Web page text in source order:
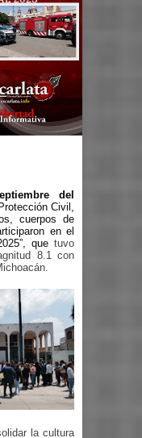
del
Civil,
cuerpos de
en el
que tuvo
8.1 con
la cultura